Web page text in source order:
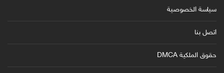
سياسة الخصوصية
اتصل بنا
حقوق الملكية DMCA